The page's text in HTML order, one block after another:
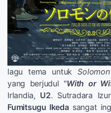
lagu tema untuk
yang berjudul "With or
Irlandia, U2. Sutradara
Fumitsugu Ikedasangat